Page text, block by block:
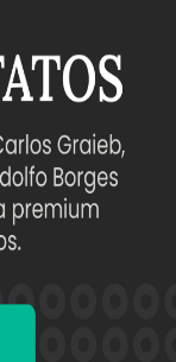
do debate
que
gasto público.
o maior fundo